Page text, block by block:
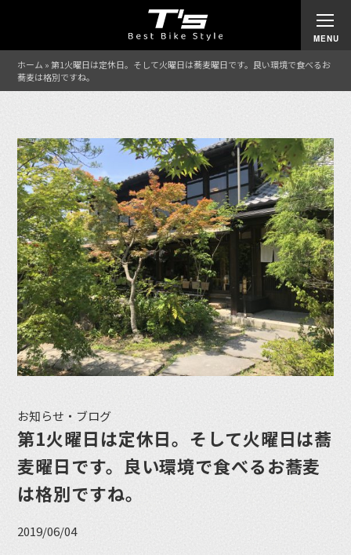
ホーム »第1火曜日は定休日。そして火曜日は蕎麦曜日です。良い環境で食べるお
蕎麦は格別ですね。
お知らせ・ブログ
第1火曜日は定休日。そして火曜日は蕎
麦曜日です。良い環境で食べるお蕎麦
は格別ですね。
2019/06/04